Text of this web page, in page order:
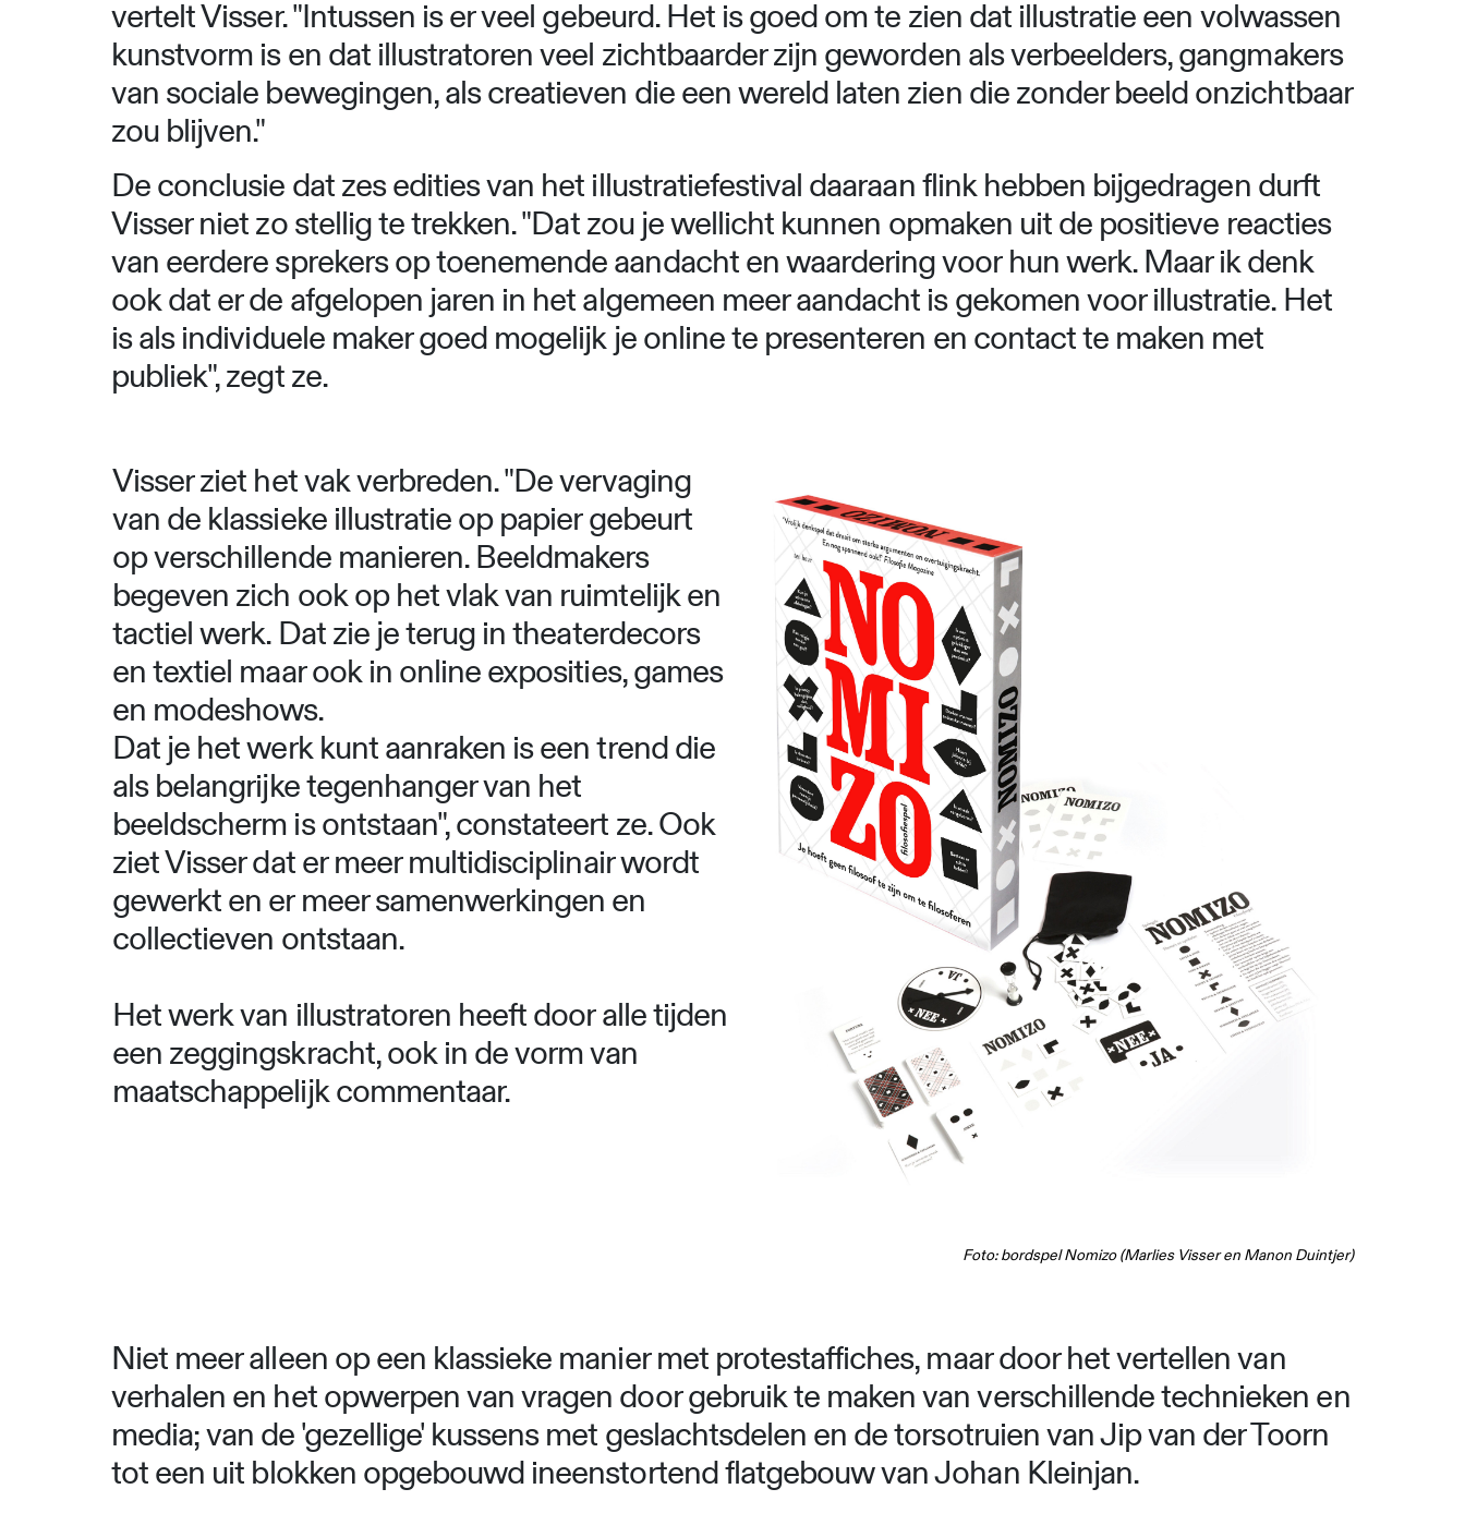
vertelt Visser. "Intussen is er veel gebeurd. Het is goed om te zien dat illustratie een volwassen
kunstvorm is en dat illustratoren veel zichtbaarder zijn geworden als verbeelders, gangmakers
van sociale bewegingen, als creatieven die een wereld laten zien die zonder beeld onzichtbaar
zou blijven."
De conclusie dat zes edities van het illustratiefestival daaraan flink hebben bijgedragen durft
Visser niet zo stellig te trekken. "Dat zou je wellicht kunnen opmaken uit de positieve reacties
van eerdere sprekers op toenemende aandacht en waardering voor hun werk. Maar ik denk
ook dat er de afgelopen jaren in het algemeen meer aandacht is gekomen voor illustratie. Het
is als individuele maker goed mogelijk je online te presenteren en contact te maken met
publiek", zegt ze.
Visser ziet het vak verbreden. "De vervaging
van de klassieke illustratie op papier gebeurt
op verschillende manieren. Beeldmakers
begeven zich ook op het vlak van ruimtelijk en
tactiel werk. Dat zie je terug in theaterdecors
en textiel maar ook in online exposities, games
en modeshows.
Dat je het werk kunt aanraken is een trend die
als belangrijke tegenhanger van het
beeldscherm is ontstaan", constateert ze. Ook
ziet Visser dat er meer multidisciplinair wordt
gewerkt en er meer samenwerkingen en
collectieven ontstaan.
Het werk van illustratoren heeft door alle tijden
een zeggingskracht, ook in de vorm van
maatschappelijk commentaar.
Foto: bordspel Nomizo (Marlies Visser en Manon Duintjer)
Niet meer alleen op een klassieke manier met protestaffiches, maar door het vertellen van
verhalen en het opwerpen van vragen door gebruik te maken van verschillende technieken en
media; van de 'gezellige' kussens met geslachtsdelen en de torsotruien van Jip van der Toorn
tot een uit blokken opgebouwd ineenstortend flatgebouw van Johan Kleinjan.